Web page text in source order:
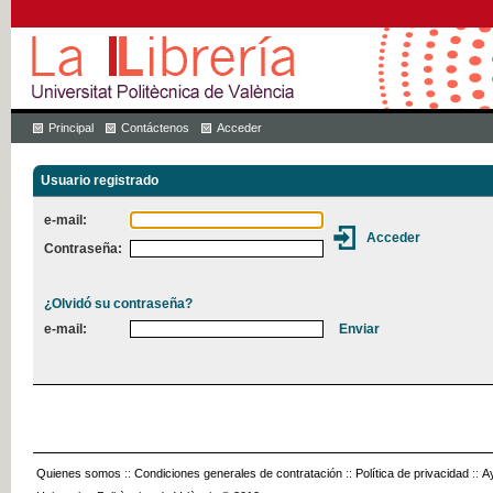
Principal Contáctenos Acceder
Usuario registrado
e-mail:
Contraseña:
¿Olvidó su contraseña?
e-mail:
Quienes somos :: Condiciones generales de contratación :: Política de privacidad ::